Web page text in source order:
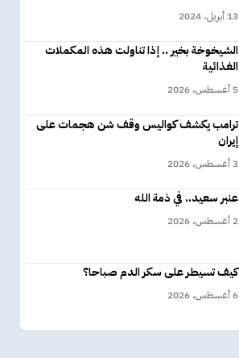
13 أبريل، 2024
الشيخوخة بخير .. إذا تناولت هذه المكملات
الغذائية
5 أغسطس، 2026
ترامب يكشف كواليس وقف شن هجمات على
إيران
3 أغسطس، 2026
عنبر سعيد.. في ذمة الله
2 أغسطس، 2026
كيف تسيطر على سكر الدم صباحا؟
6 أغسطس، 2026